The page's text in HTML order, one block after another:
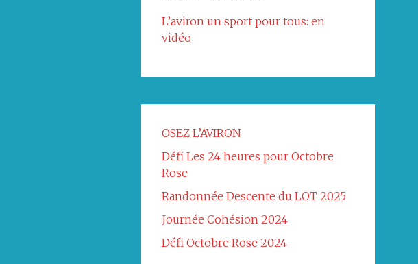
L’aviron un sport pour tous: en
vidéo
OSEZ L’AVIRON
Défi Les 24 heures pour Octobre
Rose
Randonnée Descente du LOT 2025
Journée Cohésion 2024
Défi Octobre Rose 2024